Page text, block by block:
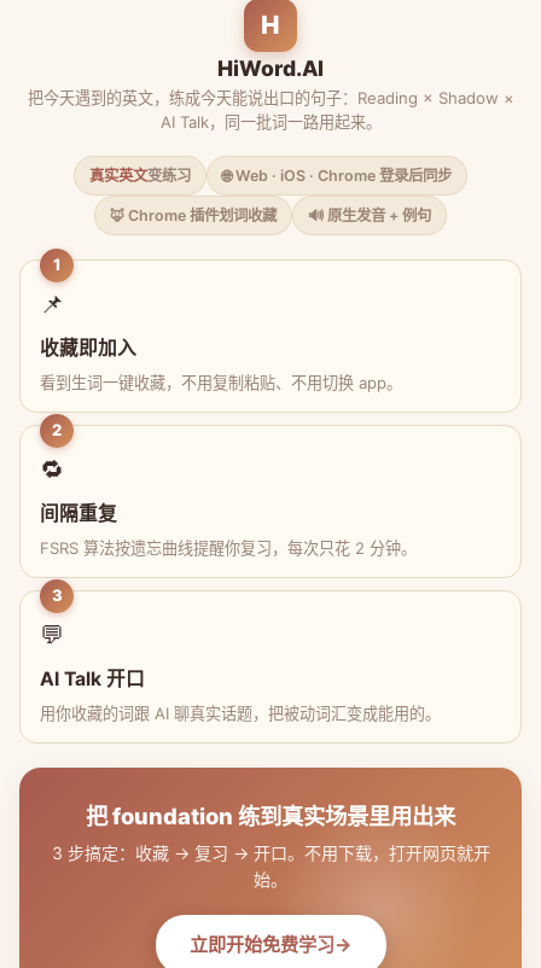
H
HiWord.AI
把今天遇到的英文，练成今天能说出口的句子：Reading × Shadow ×
AI Talk，同一批词一路用起来。
真实英文变练习 🌐 Web · iOS · Chrome 登录后同步
🦊 Chrome 插件划词收藏 🔊 原生发音 + 例句
1
📌
收藏即加入
看到生词一键收藏，不用复制粘贴、不用切换 app。
2
🔁
间隔重复
FSRS 算法按遗忘曲线提醒你复习，每次只花 2 分钟。
3
💬
AI Talk 开口
用你收藏的词跟 AI 聊真实话题，把被动词汇变成能用的。
把 foundation 练到真实场景里用出来
3 步搞定：收藏 → 复习 → 开口。不用下载，打开网页就开
始。
立即开始免费学习